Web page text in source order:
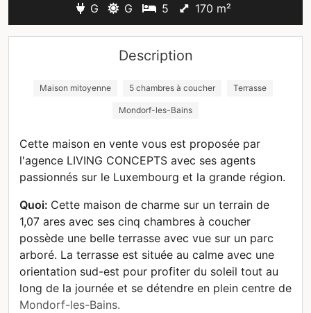
G
G 5 170 m²
Description
Maison mitoyenne 5 chambres à coucher Terrasse
Mondorf-les-Bains
Cette maison en vente vous est proposée par
l'agence LIVING CONCEPTS avec ses agents
passionnés sur le Luxembourg et la grande région.
Quoi: Cette maison de charme sur un terrain de
1,07 ares avec ses cinq chambres à coucher
possède une belle terrasse avec vue sur un parc
arboré. La terrasse est située au calme avec une
orientation sud-est pour profiter du soleil tout au
long de la journée et se détendre en plein centre de
Mondorf-les-Bains.